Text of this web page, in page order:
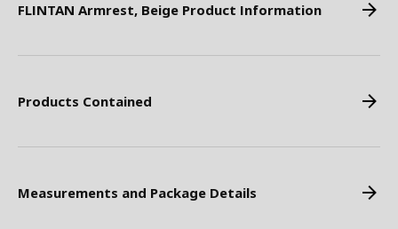
FLINTAN Armrest, Beige Product Information
Products Contained
Measurements and Package Details